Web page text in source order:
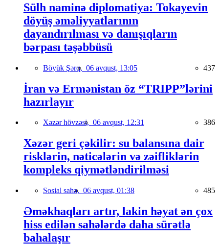
Sülh naminə diplomatiya: Tokayevin
döyüş əməliyyatlarının
dayandırılması və danışıqların
bərpası təşəbbüsü
Böyük Şərq, 06 avqust, 13:05 437
İran və Ermənistan öz “TRIPP”lərini
hazırlayır
Xəzər hövzəsi, 06 avqust, 12:31 386
Xəzər geri çəkilir: su balansına dair
risklərin, nəticələrin və zəifliklərin
kompleks qiymətləndirilməsi
Sosial sahə, 06 avqust, 01:38 485
Əməkhaqları artır, lakin həyat ən çox
hiss edilən sahələrdə daha sürətlə
bahalaşır